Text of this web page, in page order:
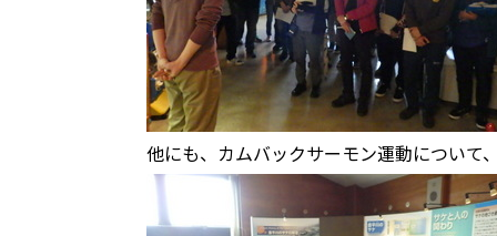
他にも、カムバックサーモン運動について